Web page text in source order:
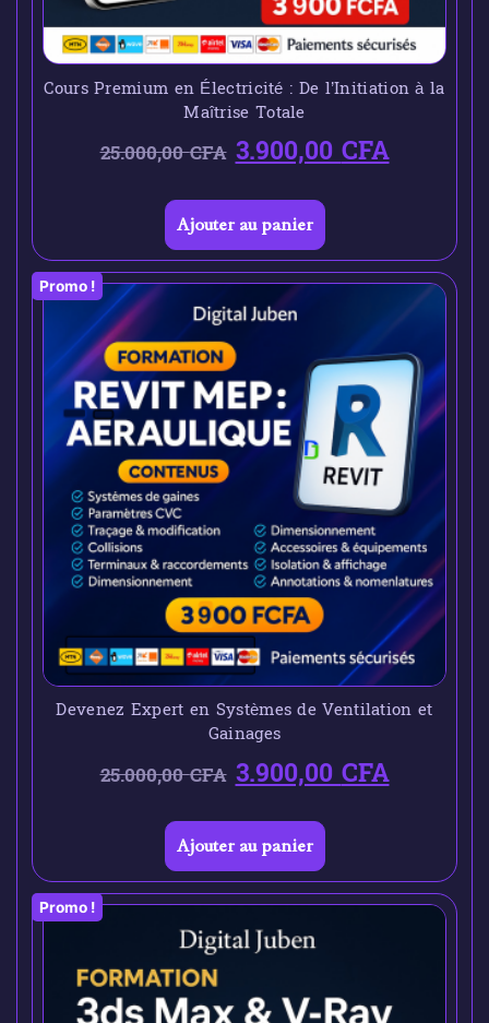
Cours Premium en Électricité : De l’Initiation à la
Maîtrise Totale
25.000,00CFA 3.900,00CFA
Ajouter au panier
Promo !
Devenez Expert en Systèmes de Ventilation et
Gainages
25.000,00CFA 3.900,00CFA
Ajouter au panier
Promo !